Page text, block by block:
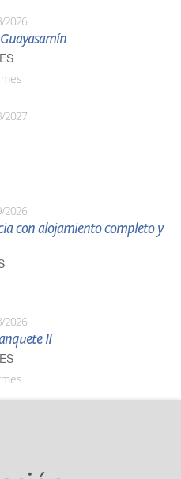
2026
2027
2026
con alojamiento completo y
2026
II